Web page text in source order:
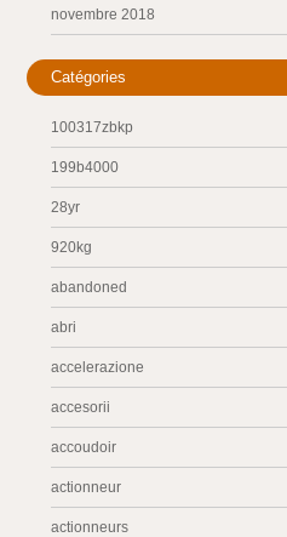
novembre 2018
Catégories
100317zbkp
199b4000
28yr
920kg
abandoned
abri
accelerazione
accesorii
accoudoir
actionneur
actionneurs